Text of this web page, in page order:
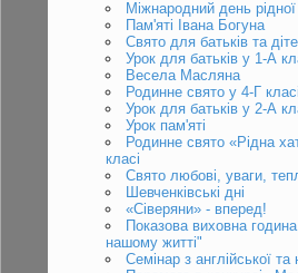
Міжнародний день
Пам'яті Івана Богуна
Свято для батьків та
Урок для батьків у 1-А
Весела Масляна
Родинне свято у 4-Г класі
Урок для батьків у 2-А
Урок пам'яті
Родинне свято «Рідна
класі
Свято любові, уваги,
Шевченківські дні
«Сіверяни» - вперед!
Показова виховна година
нашому житті"
Семінар з англійської та